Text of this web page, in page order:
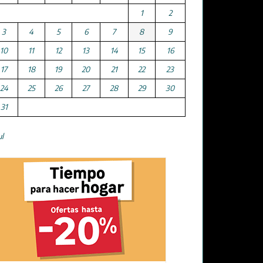
1
2
3
4 5 6 7 8
9
10
11 12 13 14 15
16
17
18 19 20 21 22
23
24
25 26 27 28 29
30
31